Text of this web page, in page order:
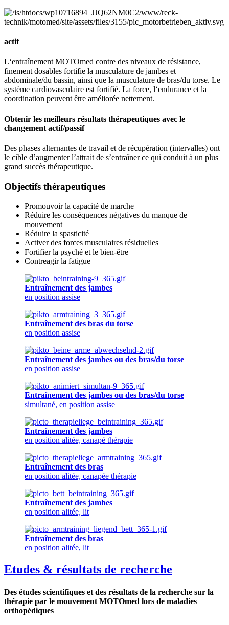
actif
L‘entraînement MOTOmed contre des niveaux de résistance,
finement dosables fortifie la musculature de jambes et
abdominale/du bassin, ainsi que la musculature de bras/du torse. Le
système cardiovasculaire est fortifié. La force, l‘endurance et la
coordination peuvent être améliorée nettement.
Obtenir les meilleurs résultats thérapeutiques avec le
changement actif/passif
Des phases alternantes de travail et de récupération (intervalles) ont
le cible d’augmenter l’attrait de s’entraîner ce qui conduit à un plus
grand succès thérapeutique.
Objectifs thérapeutiques
Promouvoir la capacité de marche
Réduire les conséquences négatives du manque de
mouvement
Réduire la spasticité
Activer des forces musculaires résiduelles
Fortifier la psyché et le bien-être
Contreagir la fatigue
Entraînement des jambes
en position assise
Entraînement des bras du torse
en position assise
Entraînement des jambes ou des bras/du torse
en position assise
Entraînement des jambes ou des bras/du torse
simultané, en position assise
Entraînement des jambes
en position alitée, canapé thérapie
Entraînement des bras
en position alitée, canapée thérapie
Entraînement des jambes
en position alitée, lit
Entraînement des bras
en position alitée, lit
Etudes & résultats de recherche
Des études scientifiques et des résultats de la recherche sur la
thérapie par le mouvement MOTOmed lors de maladies
orthopédiques